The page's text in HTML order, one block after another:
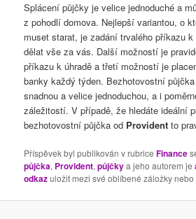
Splácení půjčky je velice jednoduché a
z pohodlí domova. Nejlepší variantou, o
muset starat, je zadání trvalého příkazu
dělat vše za vás. Další možností je
příkazu k úhradě a třetí možností je
banky každý týden. Bezhotovostní
snadnou a velice jednoduchou, a i
záležitostí. V případě, že hledáte ideální
bezhotovostní půjčka od Provident to
Příspěvek byl publikován v rubriceFinance
půjčka, Provident,půjčkya jeho autorem je
odkazuložit mezi své oblíbené záložky